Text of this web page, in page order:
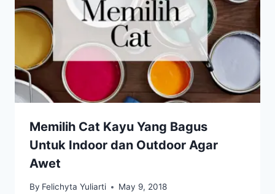
Memilih Cat Kayu Yang Bagus
Untuk Indoor dan Outdoor Agar
Awet
By Felichyta Yuliarti May 9, 2018